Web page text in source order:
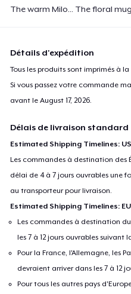
The warm Milo... The floral
Détails d'expédition
Tous les produits sont imprimés à
Si vous passez votre commande
avant leAugust 17, 2026.
Délais de livraison standard
Estimated Shipping Timelines:
Les commandes à destination des
délai de 4 à 7 jours ouvrables une
au transporteur pour livraison.
Estimated Shipping Timelines:
Les commandes à destination
les 7 à 12 jours ouvrables suivant
Pour la France, l'Allemagne, les
devraient arriver dans les 7 à 12
Pour tous les autres pays